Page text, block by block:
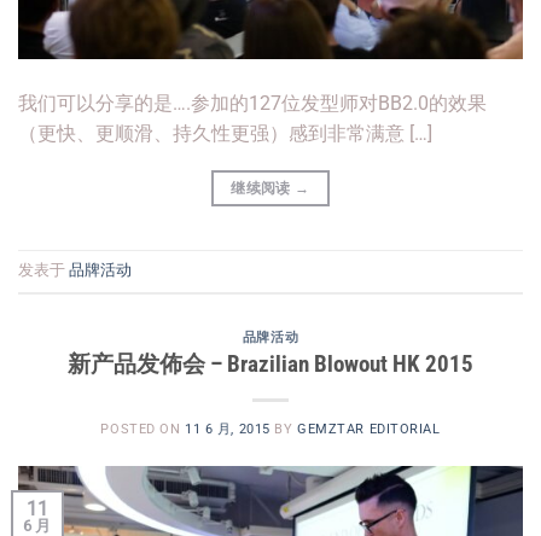
我们可以分享的是….参加的127位发型师对BB2.0的效果
（更快、更顺滑、持久性更强）感到非常满意 […]
继续阅读 →
发表于 品牌活动
品牌活动
新产品发佈会 – Brazilian Blowout HK 2015
POSTED ON 11 6 月, 2015 BYGEMZTAR EDITORIAL
11
6 月